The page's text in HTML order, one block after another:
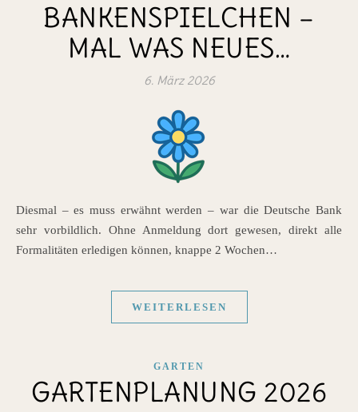
BANKENSPIELCHEN –
MAL WAS NEUES…
6. März 2026
Diesmal – es muss erwähnt werden – war die Deutsche Bank
sehr vorbildlich. Ohne Anmeldung dort gewesen, direkt alle
Formalitäten erledigen können, knappe 2 Wochen…
WEITERLESEN
GARTEN
GARTENPLANUNG 2026